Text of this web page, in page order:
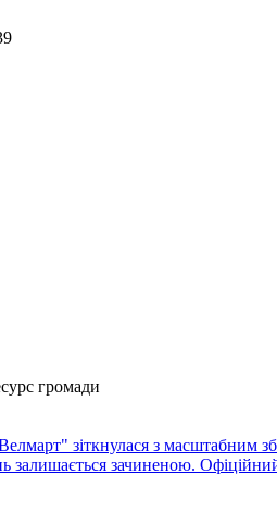
громади
зіткнулася з масштабним
залишається зачиненою.